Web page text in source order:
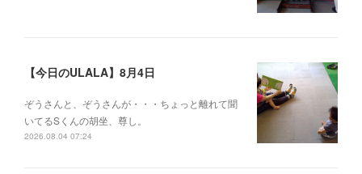
【今日のULALA】8月4日
ぞうさんと、ぞうさんが・・・ちょっと離れて聞
いてるSくんの胡坐、尊し。
2026.08.04 07:24